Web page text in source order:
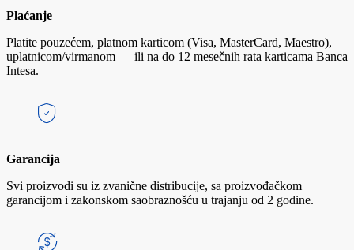
Plaćanje
Platite pouzećem, platnom karticom (Visa, MasterCard, Maestro),
uplatnicom/virmanom — ili na do 12 mesečnih rata karticama Banca
Intesa.
Garancija
Svi proizvodi su iz zvanične distribucije, sa proizvođačkom
garancijom i zakonskom saobraznošću u trajanju od 2 godine.